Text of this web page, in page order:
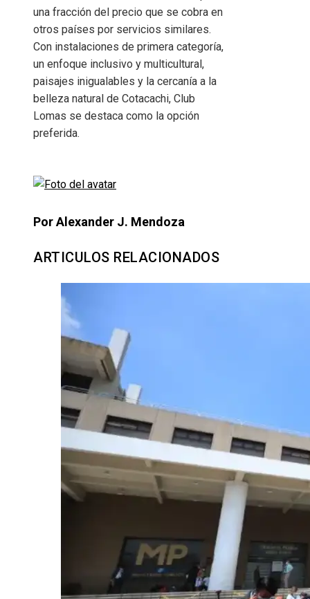
una fracción del precio que se cobra en
otros países por servicios similares.
Con instalaciones de primera categoría,
un enfoque inclusivo y multicultural,
paisajes inigualables y la cercanía a la
belleza natural de Cotacachi, Club
Lomas se destaca como la opción
preferida.
Por Alexander J. Mendoza
ARTICULOS RELACIONADOS